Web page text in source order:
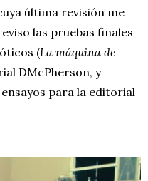
última revisión me
las pruebas finales
(La máquina de
DMcPherson, y
para la editorial